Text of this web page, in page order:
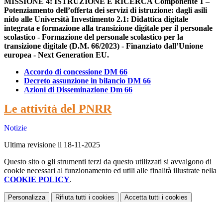
Potenziamento dell’offerta dei servizi di istruzione: dagli asili
nido alle Università Investimento 2.1: Didattica digitale
integrata e formazione alla transizione digitale per il personale
scolastico - Formazione del personale scolastico per la
transizione digitale (D.M. 66/2023) - Finanziato dall’Unione
europea - Next Generation EU.
Accordo di concessione DM 66
Decreto assunzione in bilancio DM 66
Azioni di Disseminazione Dm 66
Le attività del PNRR
Notizie
Ultima revisione il 18-11-2025
Questo sito o gli strumenti terzi da questo utilizzati si avvalgono di
cookie necessari al funzionamento ed utili alle finalità illustrate nella
COOKIE POLICY.
Personalizza Rifiuta tutti i cookies Accetta tutti i cookies